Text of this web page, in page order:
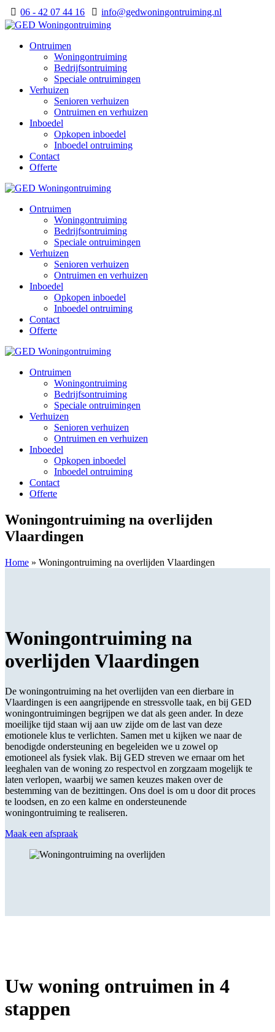
06 - 42 07 44 16 info@gedwoningontruiming.nl
Ontruimen
Woningontruiming
Bedrijfsontruiming
Speciale ontruimingen
Verhuizen
Senioren verhuizen
Ontruimen en verhuizen
Inboedel
Opkopen inboedel
Inboedel ontruiming
Contact
Offerte
Ontruimen
Woningontruiming
Bedrijfsontruiming
Speciale ontruimingen
Verhuizen
Senioren verhuizen
Ontruimen en verhuizen
Inboedel
Opkopen inboedel
Inboedel ontruiming
Contact
Offerte
Ontruimen
Woningontruiming
Bedrijfsontruiming
Speciale ontruimingen
Verhuizen
Senioren verhuizen
Ontruimen en verhuizen
Inboedel
Opkopen inboedel
Inboedel ontruiming
Contact
Offerte
Woningontruiming na overlijden
Vlaardingen
Home » Woningontruiming na overlijden Vlaardingen
Woningontruiming na
overlijden Vlaardingen
De woningontruiming na het overlijden van een dierbare in
Vlaardingen is een aangrijpende en stressvolle taak, en bij GED
woningontruimingen begrijpen we dat als geen ander. In deze
moeilijke tijd staan wij aan uw zijde om de last van deze
emotionele klus te verlichten. Samen met u kijken we naar de
benodigde ondersteuning en begeleiden we u zowel op
emotioneel als fysiek vlak. Bij GED streven we ernaar om het
leeghalen van de woning zo respectvol en zorgzaam mogelijk te
laten verlopen, waarbij we samen keuzes maken over de
bestemming van de bezittingen. Ons doel is om u door dit proces
te loodsen, en zo een kalme en ondersteunende
woningontruiming te realiseren.
Maak een afspraak
Uw woning ontruimen in 4
stappen